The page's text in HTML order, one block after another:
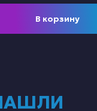
В корзину